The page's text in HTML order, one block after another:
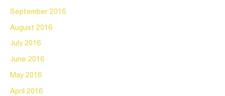
September 2016
August 2016
July 2016
June 2016
May 2016
April 2016